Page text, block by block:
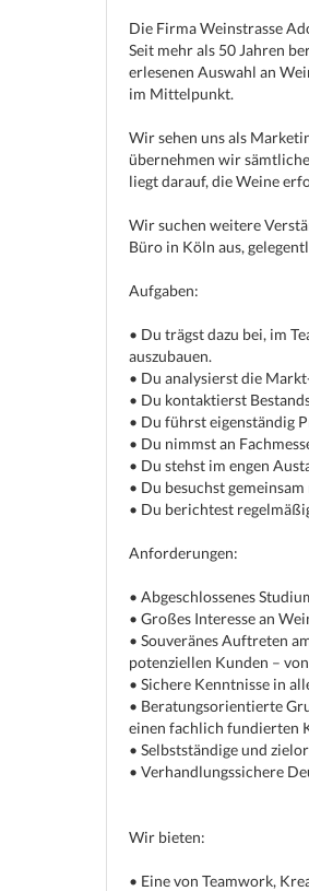
Die Firma Weinstrasse
Seit mehr als 50 Jahren
erlesenen Auswahl an
im Mittelpunkt.
Wir sehen uns als
übernehmen wir
liegt darauf, die Weine
Wir suchen weitere
Büro in Köln aus,
Aufgaben:
• Du trägst dazu bei, im
auszubauen.
• Du analysierst die
• Du kontaktierst
• Du führst eigenständig
• Du nimmst an
• Du stehst im engen
• Du besuchst
• Du berichtest
Anforderungen:
• Abgeschlossenes
• Großes Interesse an
• Souveränes Auftreten
potenziellen Kunden –
• Sichere Kenntnisse in
• Beratungsorientierte
einen fachlich fundierten
• Selbstständige und
• Verhandlungssichere
Wir bieten:
• Eine von Teamwork,